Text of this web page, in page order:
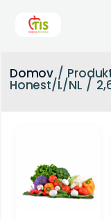
Domov /
Honest/I./NL /